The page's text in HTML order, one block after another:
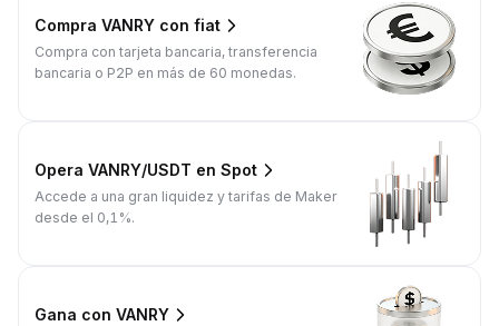
Compra VANRY con fiat
Compra con tarjeta bancaria, transferencia
bancaria o P2P en más de 60 monedas.
Opera VANRY/USDT en Spot
Accede a una gran liquidez y tarifas de Maker
desde el 0,1%.
Gana con VANRY